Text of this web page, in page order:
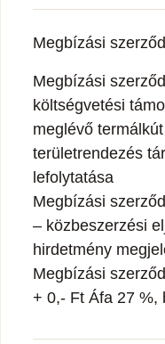
Megbízási
Megbízási
költségvetési
meglévő
területrendezés
lefolytatása
Megbízási
– közbeszerzési
hirdetmény
Megbízási
+ 0,- Ft Áfa 27 %,